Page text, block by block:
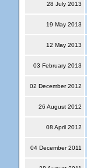
28 July 2013
19 May 2013
12 May 2013
03 February 2013
02 December 2012
26 August 2012
08 April 2012
04 December 2011